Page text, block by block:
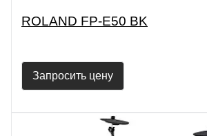
ROLAND FP-E50 BK
Запросить цену